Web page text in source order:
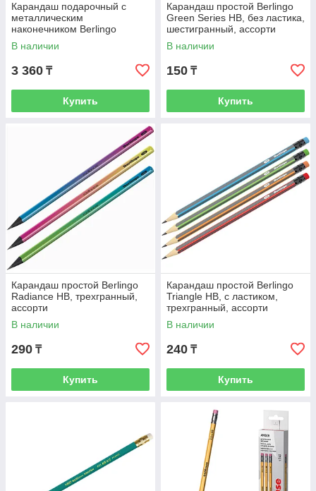
Карандаш подарочный с
металлическим
наконечником Berlingo
"Eternal", цвет корпуса -
натуральное дере
В наличии
3 360 ₸
Купить
Карандаш простой Berlingo
Green Series HB, без ластика,
шестигранный, ассорти
В наличии
150 ₸
Купить
Карандаш простой Berlingo
Radiance HB, трехгранный,
ассорти
В наличии
290 ₸
Купить
Карандаш простой Berlingo
Triangle HB, c ластиком,
трехгранный, ассорти
В наличии
240 ₸
Купить